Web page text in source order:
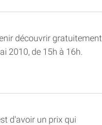
découvrir gratuitement
2010, de 15h à 16h.
d'avoir un prix qui